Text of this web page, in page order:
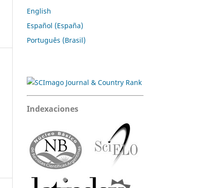
English
Español (España)
Português (Brasil)
Indexaciones